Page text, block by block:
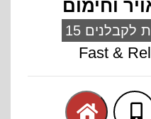
וחימום
לקבלנים
Fast &